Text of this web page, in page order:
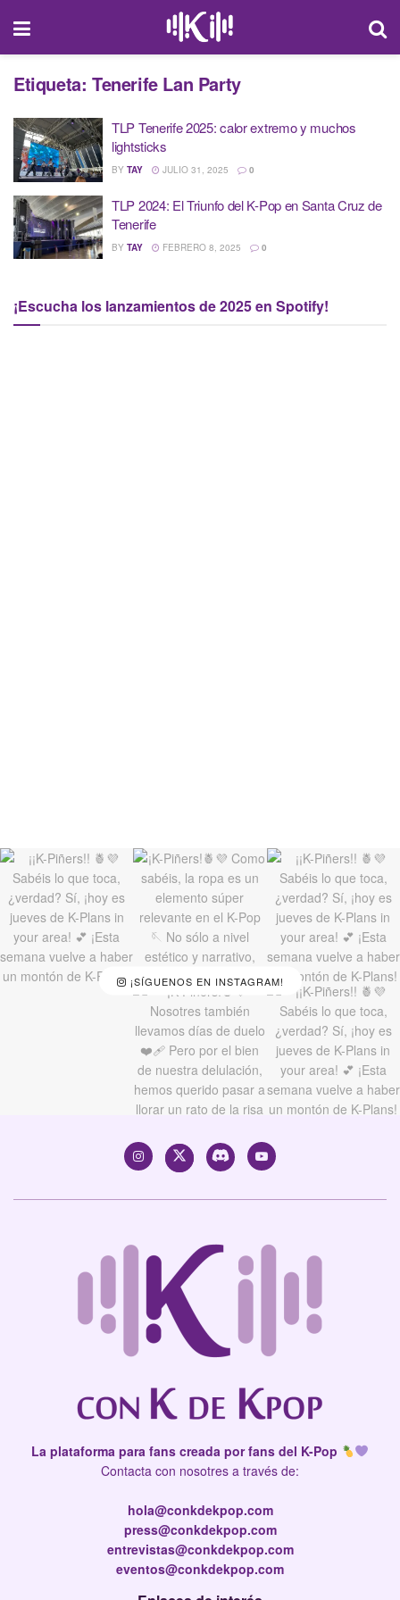
Etiqueta: Tenerife Lan Party
TLP Tenerife 2025: calor extremo y muchos
lightsticks
BY TAY JULIO 31, 2025 0
TLP 2024: El Triunfo del K-Pop en Santa Cruz de
Tenerife
BY TAY FEBRERO 8, 2025 0
¡Escucha los lanzamientos de 2025 en Spotify!
¡SÍGUENOS EN INSTAGRAM!
La plataforma para fans creada por fans del K-Pop
Contacta con nosotres a través de:
hola@conkdekpop.com
press@conkdekpop.com
entrevistas@conkdekpop.com
eventos@conkdekpop.com